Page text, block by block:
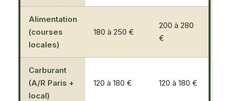
Alimentation
(courses
locales)
180 à 250 €
200 à 280
€
Carburant
(A/R Paris +
local)
120 à 180 € 120 à 180 €